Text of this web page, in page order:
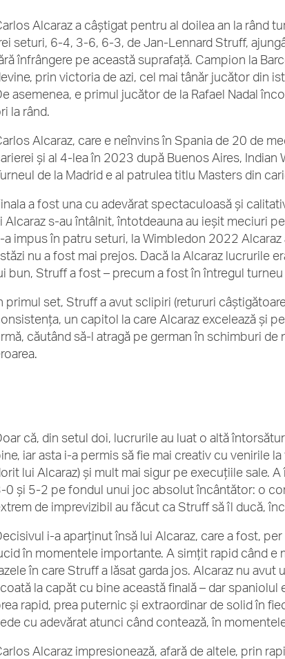
Alcaraz a câștigat pentru al doilea an la rând
seturi, 6-4, 3-6, 6-3, de Jan-Lennard Struff,
înfrângere pe această suprafață. Campion la
prin victoria de azi, cel mai tânăr jucător din
asemenea, e primul jucător de la Rafael Nadal
la rând.
Alcaraz, care e neînvins în Spania de 20 de
și al 4-lea în 2023 după Buenos Aires, Indian
de la Madrid e al patrulea titlu Masters din
a fost una cu adevărat spectaculoasă și
Alcaraz s-au întâlnit, întotdeauna au ieșit meciuri
a impus în patru seturi, la Wimbledon 2022
nu a fost mai prejos. Dacă la Alcaraz lucrurile
bun, Struff a fost – precum a fost în întregul
primul set, Struff a avut sclipiri (retururi
un capitol la care Alcaraz excelează și
căutând să-l atragă pe german în schimburi
că, din setul doi, lucrurile au luat o altă
iar asta i-a permis să fie mai creativ cu venirile
lui Alcaraz) și mult mai sigur pe execuțiile sale.
0 și 5-2 pe fondul unui joc absolut încântător: o
de imprevizibil au făcut ca Struff să îl ducă,
i-a aparținut însă lui Alcaraz, care a fost,
în momentele importante. A simțit rapid când e
în care Struff a lăsat garda jos. Alcaraz nu
la capăt cu bine această finală – dar
rapid, prea puternic și extraordinar de solid în
cu adevărat atunci când contează, în
Alcaraz impresionează, afară de altele, prin